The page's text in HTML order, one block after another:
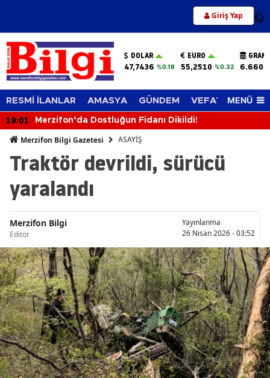
Giriş Yap 12
DOLAR
47,7436 %0.18
EURO
55,2510 %0.32
RESMİ İLANLAR AMASYA GÜNDEM VEFAT EDENLER
MENÜ
19:01 Merzifon’da Dostluğun Fidanı Dikildi!
Merzifon Bilgi Gazetesi ASAYİŞ
Traktör devrildi, sürücü
yaralandı
Merzifon Bilgi
Editör
Yayınlanma
26 Nisan 2026 - 03:52